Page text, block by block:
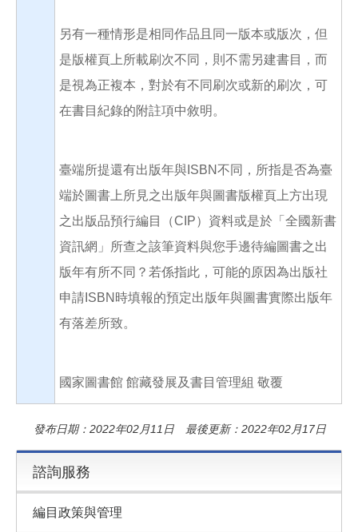
另有一種情形是相同作品且同一版本或版次，但
是版權頁上所載刷次不同，則不需另建書目，而
是視為正複本，對於有不同刷次或新的刷次，可
在書目紀錄的附註項中敘明。
臺端所提還有出版年與ISBN不同，所指是否為臺
端於圖書上所見之出版年與圖書版權頁上方出現
之出版品預行編目（CIP）資料或是於「全國新書
資訊網」所查之該筆資料與您手邊待編圖書之出
版年有所不同？若係指此，可能的原因為出版社
申請ISBN時填報的預定出版年與圖書實際出版年
有落差所致。
國家圖書館 館藏發展及書目管理組 敬覆
發布日期：2022年02月11日 最後更新：2022年02月17日
諮詢服務
編目政策與管理